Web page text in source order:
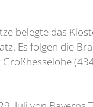
belegte das
Es folgen die